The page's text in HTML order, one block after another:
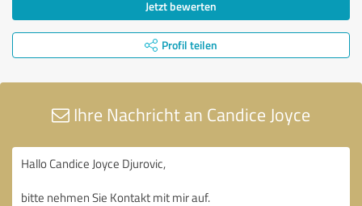
Jetzt bewerten
Profil teilen
Ihre Nachricht an Candice Joyce